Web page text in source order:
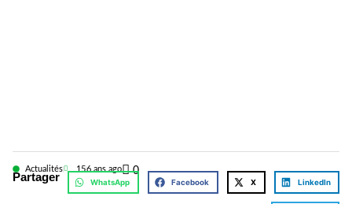
Actualités 156 ans ago 0
Partager WhatsApp Facebook X LinkedIn